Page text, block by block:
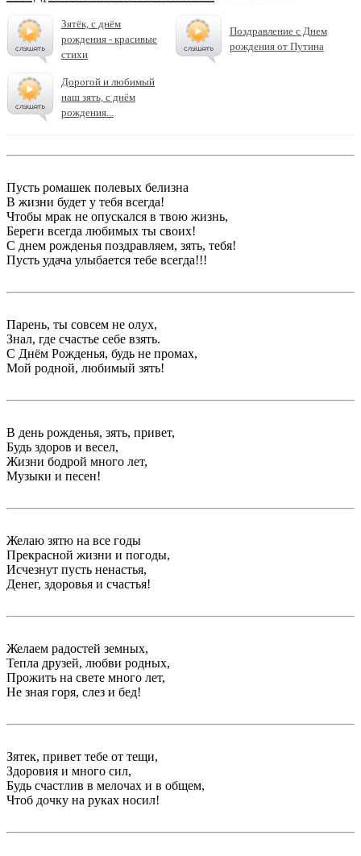
Зятёк, с днём
рождения - красивые
стихи
Поздравление с Днем
рождения от Путина
Дорогой и любимый
наш зять, с днём
рождения...
Пусть ромашек полевых белизна
В жизни будет у тебя всегда!
Чтобы мрак не опускался в твою жизнь,
Береги всегда любимых ты своих!
С днем рожденья поздравляем, зять, тебя!
Пусть удача улыбается тебе всегда!!!
Парень, ты совсем не олух,
Знал, где счастье себе взять.
С Днём Рожденья, будь не промах,
Мой родной, любимый зять!
В день рожденья, зять, привет,
Будь здоров и весел,
Жизни бодрой много лет,
Музыки и песен!
Желаю зятю на все годы
Прекрасной жизни и погоды,
Исчезнут пусть ненастья,
Денег, здоровья и счастья!
Желаем радостей земных,
Тепла друзей, любви родных,
Прожить на свете много лет,
Не зная горя, слез и бед!
Зятек, привет тебе от тещи,
Здоровия и много сил,
Будь счастлив в мелочах и в общем,
Чтоб дочку на руках носил!